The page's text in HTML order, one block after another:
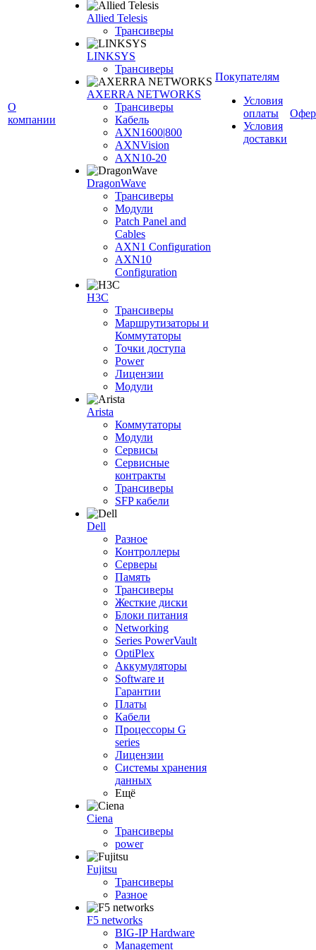
О
компании
Allied Telesis
Трансиверы
LINKSYS
Трансиверы
AXERRA NETWORKS
Трансиверы
Кабель
AXN1600|800
AXNVision
AXN10-20
DragonWave
Трансиверы
Модули
Patch Panel and
Cables
AXN1 Configuration
AXN10
Configuration
H3С
Трансиверы
Маршрутизаторы и
Коммутаторы
Точки доступа
Power
Лицензии
Модули
Arista
Коммутаторы
Модули
Сервисы
Сервисные
контракты
Трансиверы
SFP кабели
Dell
Разное
Контроллеры
Серверы
Память
Трансиверы
Жесткие диски
Блоки питания
Networking
Series PowerVault
OptiPlex
Аккумуляторы
Software и
Гарантии
Платы
Кабели
Процессоры G
series
Лицензии
Системы хранения
данных
Ещё
Ciena
Трансиверы
power
Fujitsu
Трансиверы
Разное
F5 networks
BIG-IP Hardware
Management
Покупателям
Условия
оплаты
Условия
доставки